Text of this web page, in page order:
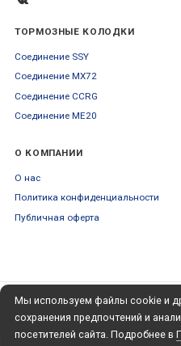
модуляцию, с коэффициентом
соединений в диапазоне
гоночных трасс до трек-
PC35 использовался, чтобы
чемпионаты Historic
Мы используем файлы cookie и
сохранения предпочтений и
посетителей сайта. Подробнее в
ТОРМОЗНЫЕ КОЛОДКИ
Соединение SSY
Соединение MX72
Соединение CCRG
Соединение ME20
О КОМПАНИИ
О нас
Политика конфиденциальности
Публичная оферта
ПОДПИСЫВАЙТЕСЬ
НА НАШУ РАССЫЛКУ